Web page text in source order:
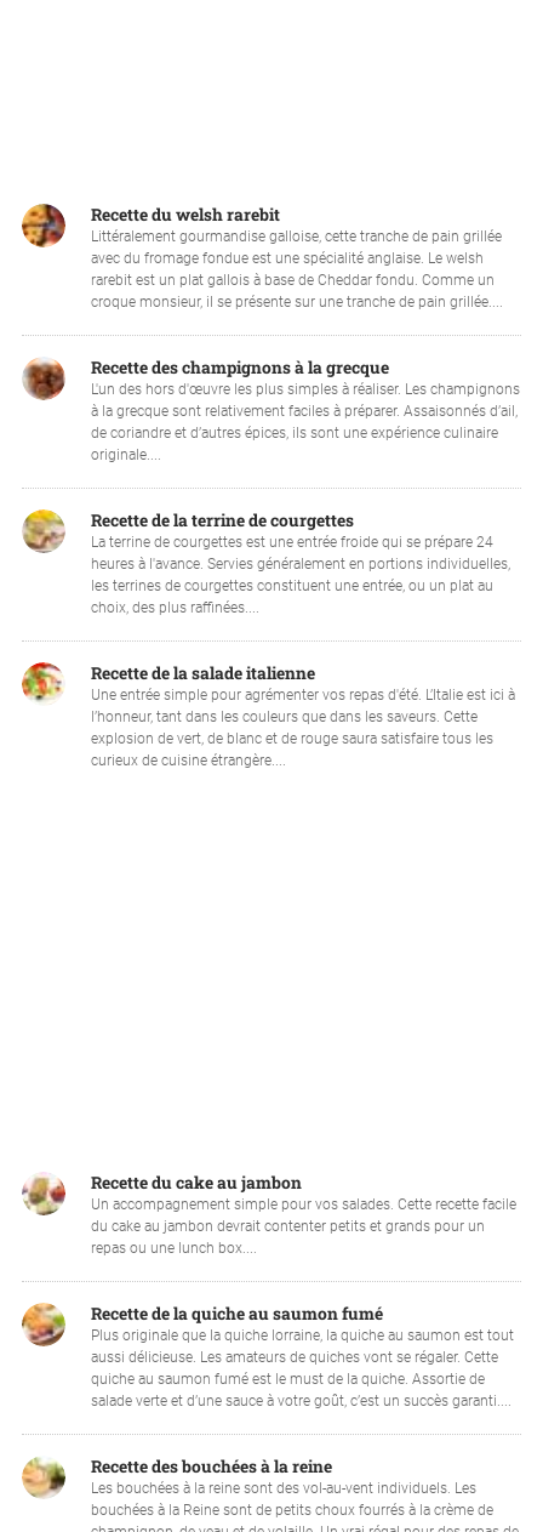
Recette du welsh rarebit
Littéralement gourmandise galloise, cette tranche de pain grillée
avec du fromage fondue est une spécialité anglaise. Le welsh
rarebit est un plat gallois à base de Cheddar fondu. Comme un
croque monsieur, il se présente sur une tranche de pain grillée....
Recette des champignons à la grecque
L'un des hors d'œuvre les plus simples à réaliser. Les champignons
à la grecque sont relativement faciles à préparer. Assaisonnés d’ail,
de coriandre et d’autres épices, ils sont une expérience culinaire
originale....
Recette de la terrine de courgettes
La terrine de courgettes est une entrée froide qui se prépare 24
heures à l'avance. Servies généralement en portions individuelles,
les terrines de courgettes constituent une entrée, ou un plat au
choix, des plus raffinées....
Recette de la salade italienne
Une entrée simple pour agrémenter vos repas d'été. L’Italie est ici à
l’honneur, tant dans les couleurs que dans les saveurs. Cette
explosion de vert, de blanc et de rouge saura satisfaire tous les
curieux de cuisine étrangère....
Recette du cake au jambon
Un accompagnement simple pour vos salades. Cette recette facile
du cake au jambon devrait contenter petits et grands pour un
repas ou une lunch box....
Recette de la quiche au saumon fumé
Plus originale que la quiche lorraine, la quiche au saumon est tout
aussi délicieuse. Les amateurs de quiches vont se régaler. Cette
quiche au saumon fumé est le must de la quiche. Assortie de
salade verte et d’une sauce à votre goût, c’est un succès garanti....
Recette des bouchées à la reine
Les bouchées à la reine sont des vol-au-vent individuels. Les
bouchées à la Reine sont de petits choux fourrés à la crème de